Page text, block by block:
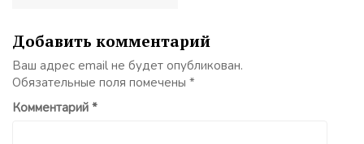
Добавить комментарий
Ваш адрес email не будет опубликован.
Обязательные поля помечены *
Комментарий *